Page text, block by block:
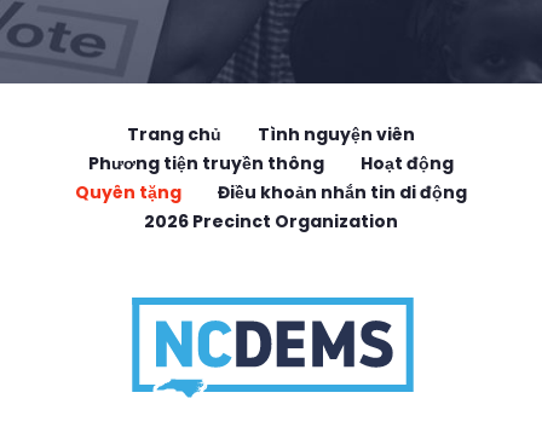
Trang chủ
Tình nguyện viên
Phương tiện truyền thông
Hoạt động
Quyên tặng
Điều khoản nhắn tin di động
2026 Precinct Organization